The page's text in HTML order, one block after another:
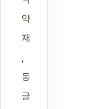
약
재
,
둥
글